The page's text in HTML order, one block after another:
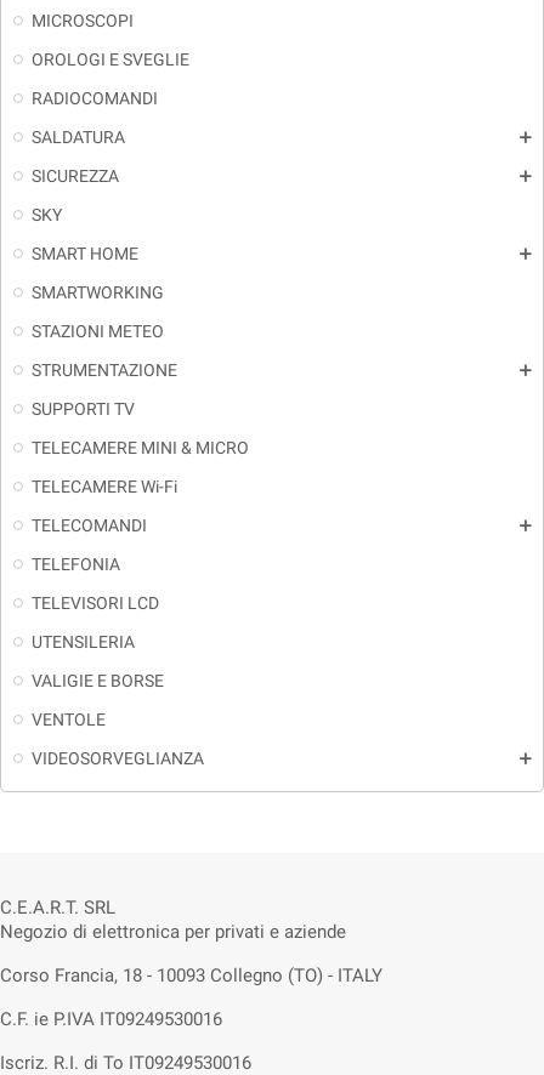
MICROSCOPI
OROLOGI E SVEGLIE
RADIOCOMANDI
SALDATURA
add
SICUREZZA add
SKY
SMART HOME
add
SMARTWORKING
STAZIONI METEO
STRUMENTAZIONE
add
SUPPORTI TV
TELECAMERE MINI & MICRO
TELECAMERE Wi-Fi
TELECOMANDI
add
TELEFONIA
TELEVISORI LCD
UTENSILERIA
VALIGIE E BORSE
VENTOLE
VIDEOSORVEGLIANZA
add
C.E.A.R.T. SRL
Negozio di elettronica per privati e aziende
Corso Francia, 18 - 10093 Collegno (TO) - ITALY
C.F. ie P.IVA IT09249530016
Iscriz. R.I. di To IT09249530016